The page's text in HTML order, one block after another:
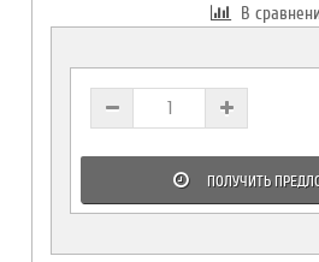
В
ПОЛУЧИТЬ